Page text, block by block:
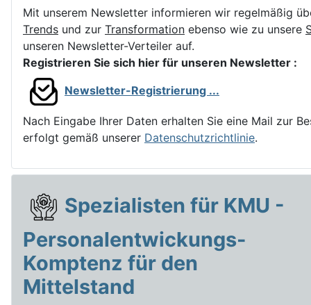
Mit unserem Newsletter informieren wir regelmäßig
Trends und zur Transformation ebenso wie zu unsere
unseren Newsletter-Verteiler auf.
Registrieren Sie sich hier für unseren Newsletter :
Newsletter-Registrierung ...
Nach Eingabe Ihrer Daten erhalten Sie eine Mail zur
erfolgt gemäß unserer Datenschutzrichtlinie.
Spezialisten für KMU -
Personalentwickungs-
Komptenz für den
Mittelstand